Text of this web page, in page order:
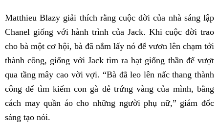
Matthieu Blazy giải thích rằng cuộc đời của nhà sáng lập
Chanel giống với hành trình của Jack. Khi cuộc đời trao
cho bà một cơ hội, bà đã nắm lấy nó để vươn lên chạm tới
thành công, giống với Jack tìm ra hạt giống thần để vượt
qua tầng mây cao vời vợi. “Bà đã leo lên nấc thang thành
công để tìm kiếm con gà đẻ trứng vàng của mình, bằng
cách may quần áo cho những người phụ nữ,” giám đốc
sáng tạo nói.